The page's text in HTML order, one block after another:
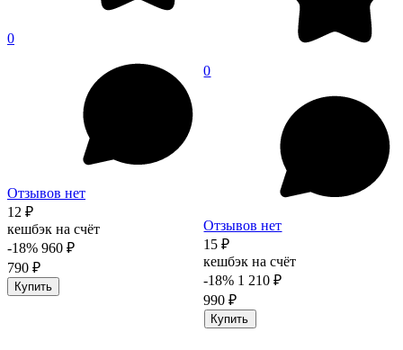
0
Отзывов нет
12 ₽
кешбэк на счёт
-18% 960 ₽
790 ₽
Купить
0
Отзывов нет
15 ₽
кешбэк на счёт
-18% 1 210 ₽
990 ₽
Купить